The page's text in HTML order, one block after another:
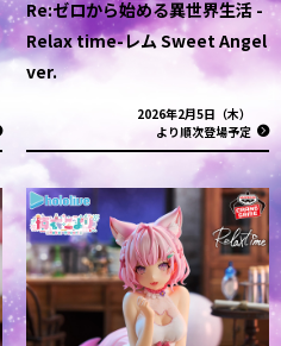
Re:ゼロから始める異世界生活 -
Relax time-レム Sweet Angel
ver.
2026年2月5日（木）
より順次登場予定